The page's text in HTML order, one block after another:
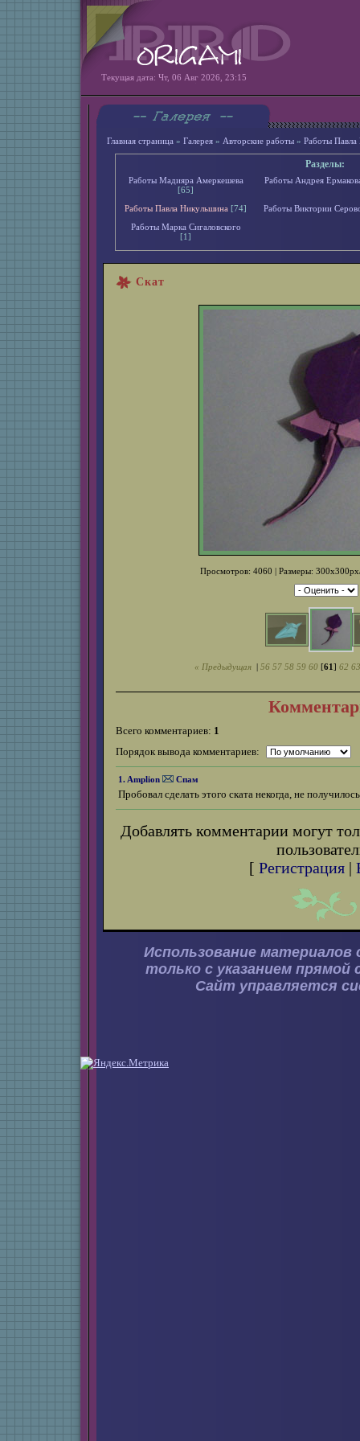
Текущая дата: Чт, 06 Авг 2026, 23:15
Главная страница » Галерея » Авторские работы » Работы
Разделы:
Работы Мадияра Амеркешева
[65]
Работы Андрея
Работы Павла Никульшина [74]
Работы Виктории
Работы Марка Сигаловского
[1]
Скат
Просмотров: 4060 | Размеры:
« Предыдущая 56 57 58 59 60 [61 ] 62 63
Всего комментариев: 1
Порядок вывода комментариев:
1. Amplion Спам
Пробовал сделать этого ската некогда, не
Добавлять комментарии могут
[ Регистрация |
Использование материалов
только с указанием прямой
Сайт управляется